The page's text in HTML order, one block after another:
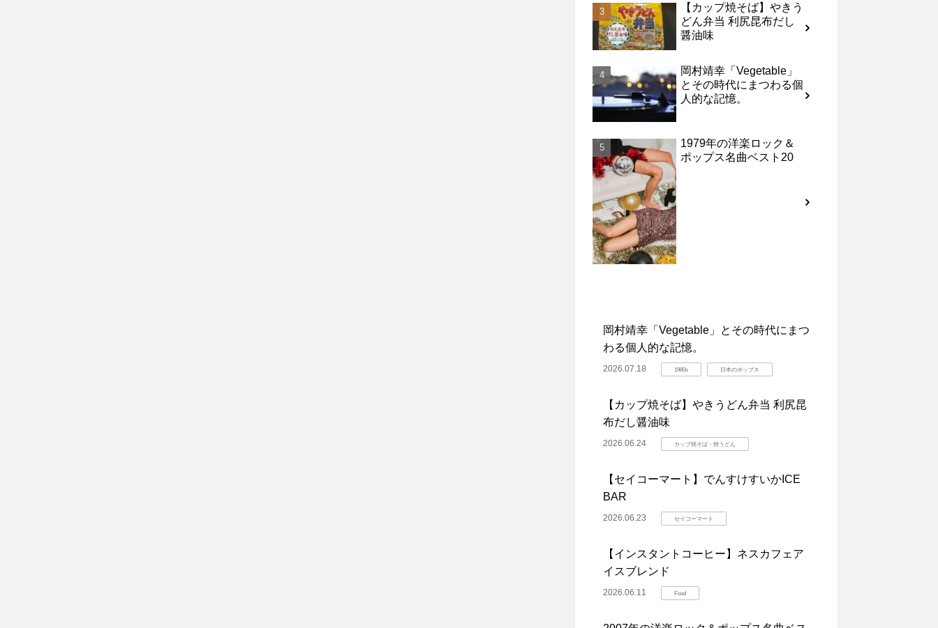
【カップ焼そば】やきう
どん弁当 利尻昆布だし
醤油味
岡村靖幸「Vegetable」
とその時代にまつわる個
人的な記憶。
1979年の洋楽ロック＆
ポップス名曲ベスト20
岡村靖幸「Vegetable」とその時代にまつ
わる個人的な記憶。
2026.07.18 1980s 日本のポップス
【カップ焼そば】やきうどん弁当 利尻昆
布だし醤油味
2026.06.24 カップ焼そば・焼うどん
【セイコーマート】でんすけすいかICE
BAR
2026.06.23 セイコーマート
【インスタントコーヒー】ネスカフェア
イスブレンド
2026.06.11 Food